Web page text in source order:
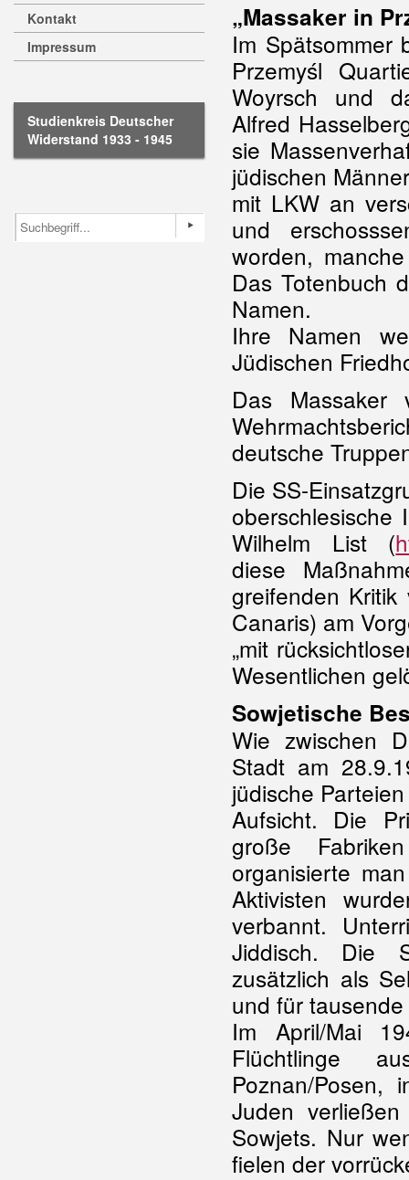
Kontakt
Impressum
Studienkreis Deutscher
Widerstand 1933 - 1945
„Massaker in
Im Spätsommer
Przemyśl
Woyrsch und
Alfred
sie
jüdischen
mit LKW an
und
worden,
Das Totenbuch
Namen.
Ihre Namen
Jüdischen
Das Massaker
deutsche
Die SS-
oberschlesische
Wilhelm List (
diese
greifenden
Canaris) am
„mit
Wesentlichen
Sowjetische
Wie zwischen
Stadt am
jüdische
Aufsicht. Die
große
organisierte
Aktivisten
verbannt.
Jiddisch. Die
zusätzlich als
und für
Im April/Mai
Flüchtlinge
Poznan/Posen,
Juden
Sowjets. Nur
fielen der